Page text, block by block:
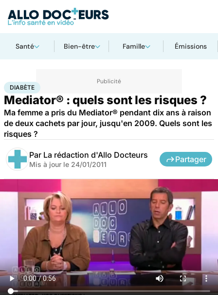
Santé Bien-être Famille Émissions
AccueilSanté Maladies cardiaques
DIABÈTE
Mediator® : quels sont les risques ?
Ma femme a pris du Mediator® pendant dix ans à raison
de deux cachets par jour, jusqu'en 2009. Quels sont les
risques ?
Par La rédaction d'Allo Docteurs
Mis à jour le 24/01/2011
Partager